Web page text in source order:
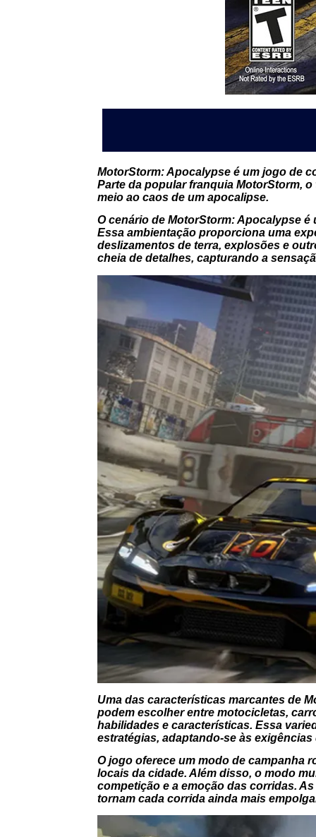
MotorStorm: Apocalypse é um jogo de
Parte da popular franquia MotorStorm,
meio ao caos de um apocalipse.
O cenário de MotorStorm: Apocalypse
Essa ambientação proporciona uma
deslizamentos de terra, explosões e
cheia de detalhes, capturando a
Uma das características marcantes de
podem escolher entre motocicletas,
habilidades e características. Essa
estratégias, adaptando-se às
O jogo oferece um modo de campanha
locais da cidade. Além disso, o modo
competição e a emoção das corridas.
tornam cada corrida ainda mais